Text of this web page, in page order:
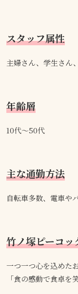
スタッフ属性
主婦さん、学生さん
年齢層
10代～50代
主な通勤方法
自転車多数、電車や
竹ノ塚ピーコ
一つ一つ心を込めた
「食の感動で食卓を